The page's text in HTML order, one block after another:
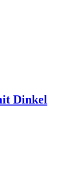
Dinkel